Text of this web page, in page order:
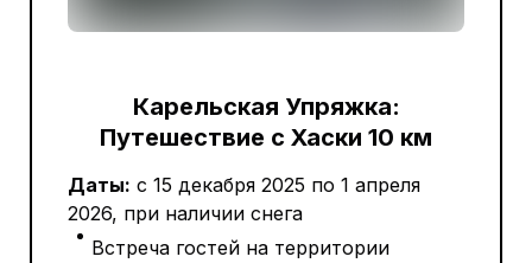
Карельская Упряжка:
Путешествие с Хаски 10 км
Даты: с 15 декабря 2025 по 1 апреля
2026, при наличии снега
Встреча гостей на территории